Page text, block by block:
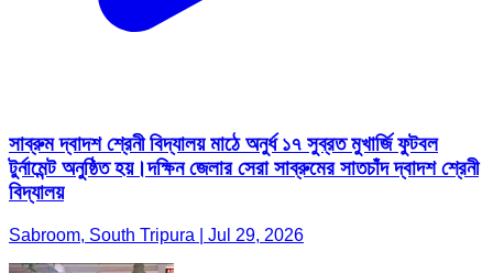
সাব্রুম দ্বাদশ শ্রেনী বিদ্যালয় মাঠে অনুর্ধ ১৭ সুব্রত মুখার্জি ফুটবল
টুর্নামেন্ট অনুষ্ঠিত হয়।দক্ষিন জেলার সেরা সাব্রুমের সাতচাঁদ দ্বাদশ শ্রেনী
বিদ্যালয়
Sabroom, South Tripura | Jul 29, 2026